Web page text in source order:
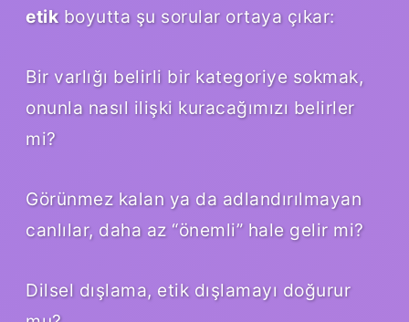
etikboyutta şu sorular ortaya çıkar:
Bir varlığı belirli bir kategoriye sokmak,
onunla nasıl ilişki kuracağımızı belirler
mi?
Görünmez kalan ya da adlandırılmayan
canlılar, daha az “önemli” hale gelir mi?
Dilsel dışlama, etik dışlamayı doğurur